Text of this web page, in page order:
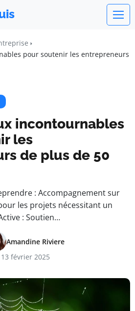
pour soutenir les entrepreneurs
incontournables
les
de plus de 50
: Accompagnement sur
les projets nécessitant un
: Soutien…
Amandine Riviere
13 février 2025